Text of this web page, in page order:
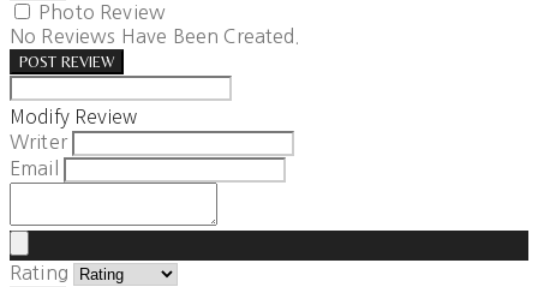
Photo Review
No Reviews Have Been Created.
POST REVIEW
Modify Review
Writer
Email
Rating